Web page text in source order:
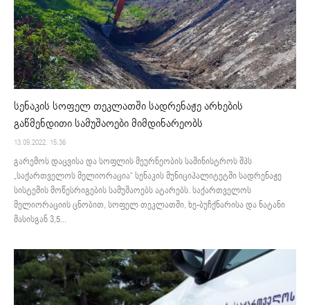
სენაკის სოფელ თეკლათში სადრენაჟე არხების
გაწმენდითი სამუშაოები მიმდინარეობს
13.09.2022. 15:36
გარემოს დაცვისა და სოფლის მეურნეობის სამინისტროს შპს
„საქართველოს მელიორაცია“ სენაკის მუნიციპალიტეტში სადრენაჟე
სისტემის მოწესრიგების სამუშაოებს ატარებს. საქართველოს
მელიორაციის ცნობით, სოფელ თეკლათში, ხე-ბუჩქნარისა და ნატანი
მასისგან 3,5...